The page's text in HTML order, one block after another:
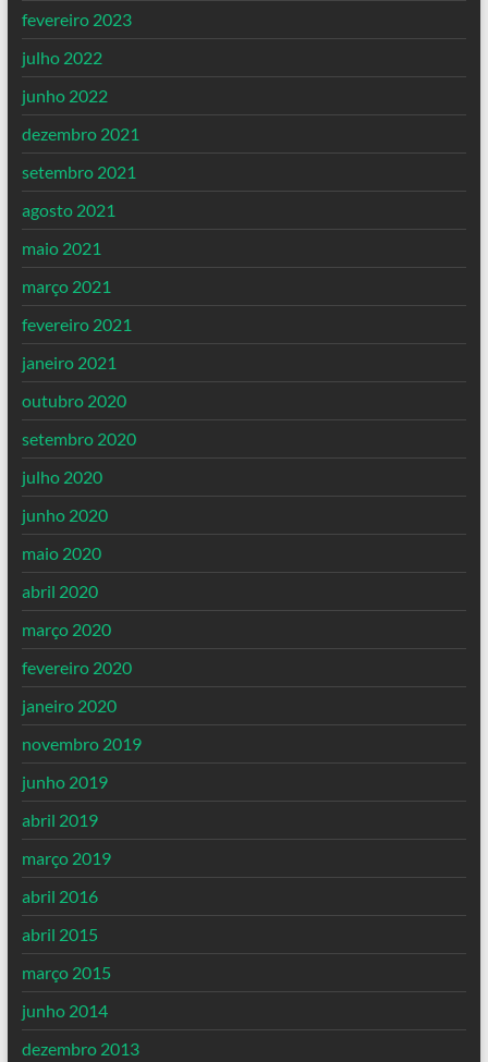
fevereiro 2023
julho 2022
junho 2022
dezembro 2021
setembro 2021
agosto 2021
maio 2021
março 2021
fevereiro 2021
janeiro 2021
outubro 2020
setembro 2020
julho 2020
junho 2020
maio 2020
abril 2020
março 2020
fevereiro 2020
janeiro 2020
novembro 2019
junho 2019
abril 2019
março 2019
abril 2016
abril 2015
março 2015
junho 2014
dezembro 2013